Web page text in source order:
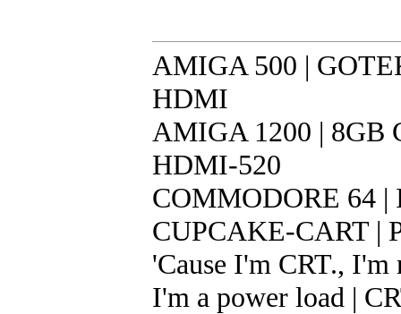
AMIGA 500 |
HDMI
AMIGA 1200 | 8GB
HDMI-520
COMMODORE 64 |
CUPCAKE-CART |
'Cause I'm CRT.,
I'm a power load |